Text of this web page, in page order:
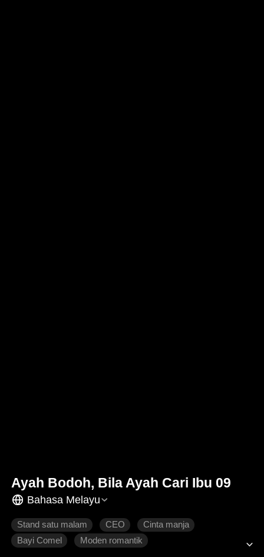
Ayah Bodoh, Bila Ayah Cari Ibu 09
Bahasa Melayu
Stand satu malam CEO
Cinta manja
Bayi Comel
Moden romantik